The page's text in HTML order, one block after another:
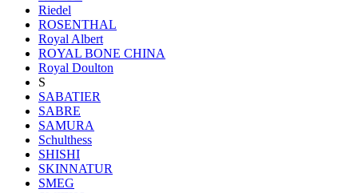
Riedel
ROSENTHAL
Royal Albert
ROYAL BONE CHINA
Royal Doulton
S
SABATIER
SABRE
SAMURA
Schulthess
SHISHI
SKINNATUR
SMEG